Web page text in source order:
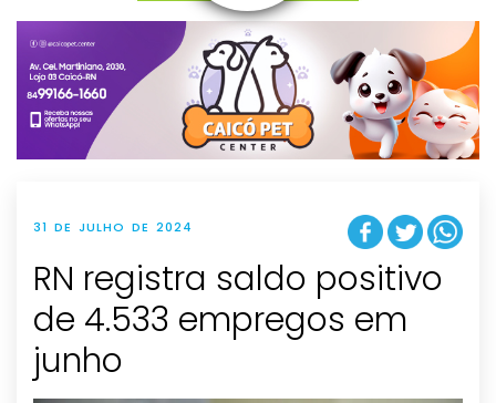
v
g
t
i
o
n
31 DE JULHO DE 2024
RN registra saldo positivo
de 4.533 empregos em
junho